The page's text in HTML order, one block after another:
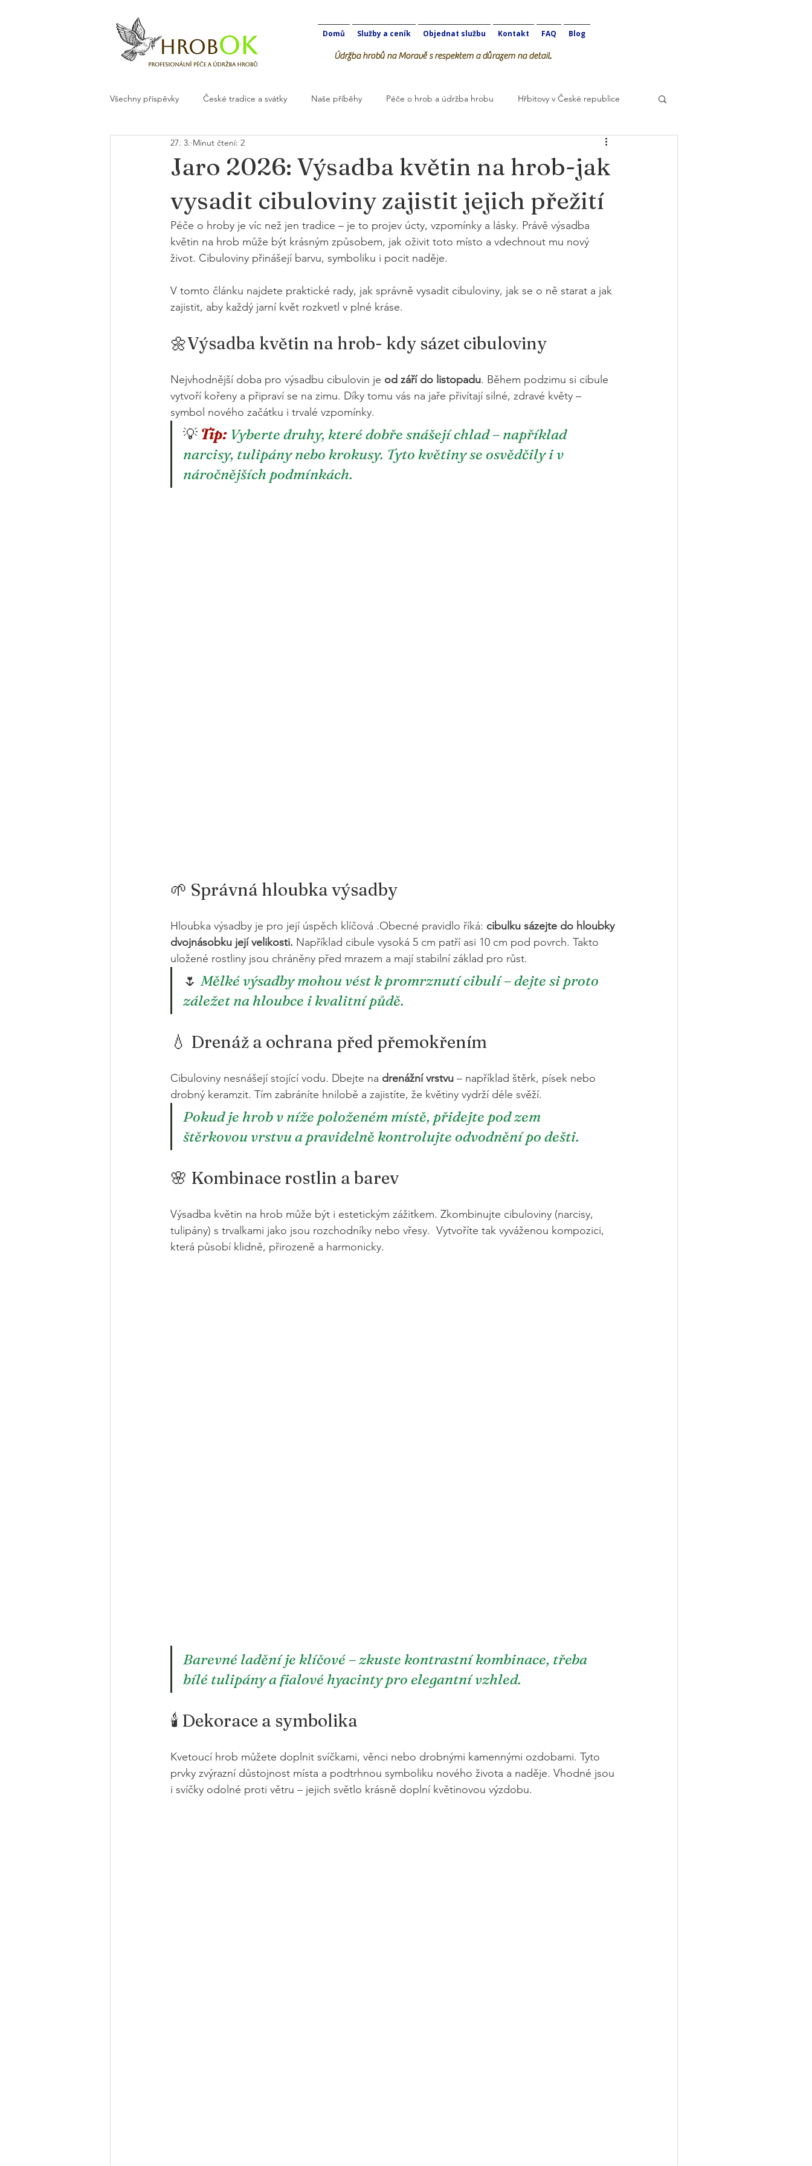
Domů Služby a ceník Objednat službu Kontakt FAQ Blog
Údržba hrobů na Moravě s respektem a důrazem na detail.
Všechny příspěvky České tradice a svátky Naše příběhy Péče o hrob a údržba hrobu Hřbitovy v České republice
Květiny a dekorace na hrob
Jaro 2026: Výsadba květin na hrob-jak
vysadit cibuloviny zajistit jejich přežití
27. 3. Minut čtení: 2
Péče o hroby je víc než jen tradice – je to projev úcty, vzpomínky a lásky. Právě výsadba
květin na hrob může být krásným způsobem, jak oživit toto místo a vdechnout mu nový
život. Cibuloviny přinášejí barvu, symboliku i pocit naděje.
V tomto článku najdete praktické rady, jak správně vysadit cibuloviny, jak se o ně starat a jak
zajistit, aby každý jarní květ rozkvetl v plné kráse.
🌼Výsadba květin na hrob- kdy sázet cibuloviny
Nejvhodnější doba pro výsadbu cibulovin je od září do listopadu. Během podzimu si cibule
vytvoří kořeny a připraví se na zimu. Díky tomu vás na jaře přivítají silné, zdravé květy –
symbol nového začátku i trvalé vzpomínky.
💡 Tip: Vyberte druhy, které dobře snášejí chlad – například
narcisy, tulipány nebo krokusy. Tyto květiny se osvědčily i v
náročnějších podmínkách.
🌱 Správná hloubka výsadby
Hloubka výsadby je pro její úspěch klíčová .Obecné pravidlo říká: cibulku sázejte do hloubky
dvojnásobku její velikosti. Například cibule vysoká 5 cm patří asi 10 cm pod povrch. Takto
uložené rostliny jsou chráněny před mrazem a mají stabilní základ pro růst.
🌷 Mělké výsadby mohou vést k promrznutí cibulí – dejte si proto
záležet na hloubce i kvalitní půdě.
💧 Drenáž a ochrana před přemokřením
Cibuloviny nesnášejí stojící vodu. Dbejte na drenážní vrstvu – například štěrk, písek nebo
drobný keramzit. Tím zabráníte hnilobě a zajistíte, že květiny vydrží déle svěží.
Pokud je hrob v níže položeném místě, přidejte pod zem
štěrkovou vrstvu a pravidelně kontrolujte odvodnění po dešti.
🌸 Kombinace rostlin a barev
Výsadba květin na hrob může být i estetickým zážitkem. Zkombinujte cibuloviny (narcisy,
tulipány) s trvalkami jako jsou rozchodníky nebo vřesy.  Vytvoříte tak vyváženou kompozici,
která působí klidně, přirozeně a harmonicky.
Barevné ladění je klíčové – zkuste kontrastní kombinace, třeba
bílé tulipány a fialové hyacinty pro elegantní vzhled.
🕯️ Dekorace a symbolika
Kvetoucí hrob můžete doplnit svíčkami, věnci nebo drobnými kamennými ozdobami. Tyto
prvky zvýrazní důstojnost místa a podtrhnou symboliku nového života a naděje. Vhodné jsou
i svíčky odolné proti větru – jejich světlo krásně doplní květinovou výzdobu.